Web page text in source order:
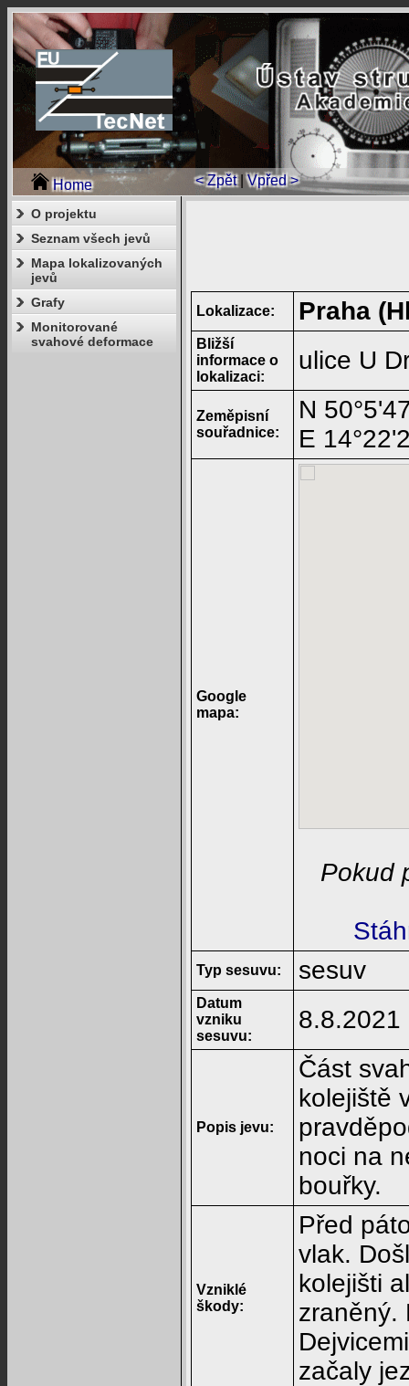
Home < Zpět|Vpřed >
O projektu
Seznam všech jevů
Mapa lokalizovaných
jevů
Grafy
Monitorované
svahové deformace
Lokalizace: Praha
Bližší
informace o
lokalizaci:
ulice U
Zeměpisní
souřadnice:
N
E
Google
mapa:
Pokud
Typ sesuvu: sesuv
Datum
vzniku
sesuvu:
8.8.2021
Popis jevu:
Část
kolejiště
noci na
bouřky.
Vzniklé
škody:
Před
vlak.
kolejišti
zraněný.
začaly